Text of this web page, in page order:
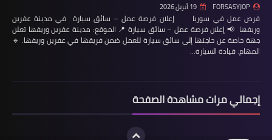
FORSASYJOP 19 أبريل 2026
فرص عمل في سوريا إعلان فرصة عمل – سائق سيارة في مدينة عفرين
وريفها 📢 إعلان فرصة عمل – سائق سيارة 📍 الموقع: مدينة عفرين وريفها تعلن
جهة خاصة عن حاجتها إلى سائق سيارة للعمل ضمن فريقها في عفرين وريفها. 🔹
المهام: قيادة السيارة…
إجمالي مرات مشاهدة الصفحة